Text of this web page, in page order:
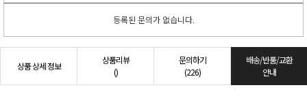
등록된 문의가 없습니다.
상품 상세 정보
상품리뷰
()
문의하기
(226)
배송/반품/교환
안내